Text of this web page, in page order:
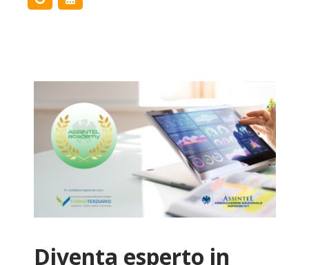
Diventa esperto in